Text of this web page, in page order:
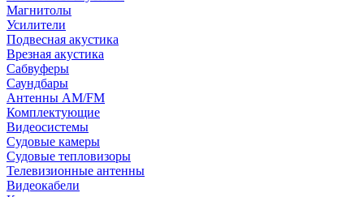
Магнитолы
Усилители
Подвесная акустика
Врезная акустика
Сабвуферы
Саундбары
Антенны AM/FM
Комплектующие
Видеосистемы
Судовые камеры
Cудовые тепловизоры
Телевизионные антенны
Видеокабели